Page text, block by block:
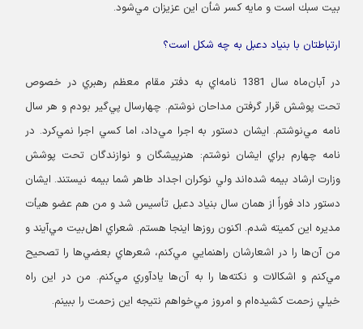
‌بيت سبك است و مايه كسر شأن اين عزيزان مي‌شود.
ارتباطتان با بنياد دعبل به چه شكل است؟
در آبان‌ماه سال 1381 نامه‌اي به دفتر مقام معظم رهبري در خصوص
تحت پوشش قرار گرفتن مداحان نوشتم. چهارسال پي‌گير بودم و هر سال
نامه مي‌نوشتم. ايشان دستور به اجرا مي‌داد، اما كسي اجرا نمي‌كرد. در
نامه چهارم براي ايشان نوشتم: هنرپيشگان و نوازندگان تحت پوشش
وزارت ارشاد بيمه شده‌اند ولي نوكران اجداد طاهر شما بيمه نيستند. ايشان
دستور داد فوراً از همان سال بنياد دعبل تأسيس شد و من هم عضو هيأت
مديره اين كميته شدم. اكنون روزها اينجا هستم. شعراي اهل‌بيت مي‌آيند و
من آن‌ها را در اشعارشان راهنمايي مي‌كنم، شعرهاي بعضي‌ها را تصحيح
مي‌كنم و اشكالات و نكته‌ها را به آن‌ها يادآوري مي‌كنم. من در اين راه
خيلي زحمت كشيده‌ام و امروز مي‌خواهم نتيجه اين زحمت را ببينم.